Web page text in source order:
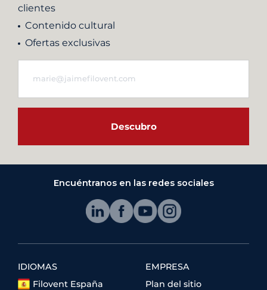
clientes
Contenido cultural
Ofertas exclusivas
Descubro
Encuéntranos en las redes sociales
IDIOMAS
Filovent España
EMPRESA
Plan del sitio